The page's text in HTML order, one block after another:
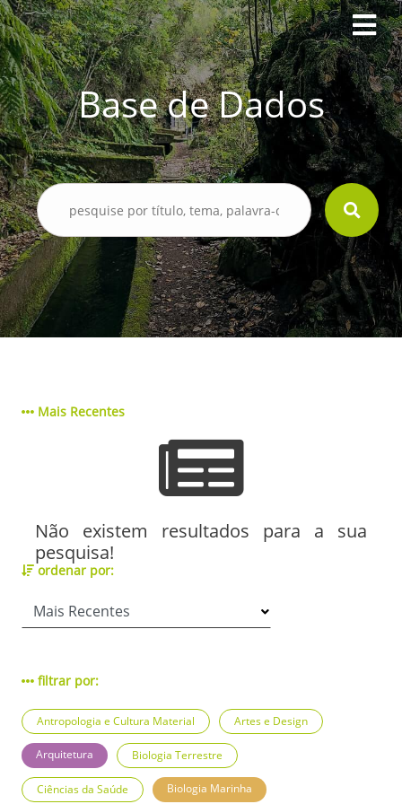
Base de Dados
Mais Recentes
Não existem resultados para a sua
pesquisa!
ordenar por:
filtrar por:
Antropologia e Cultura Material Artes e Design
Arquitetura Biologia Terrestre
Ciências da Saúde Biologia Marinha